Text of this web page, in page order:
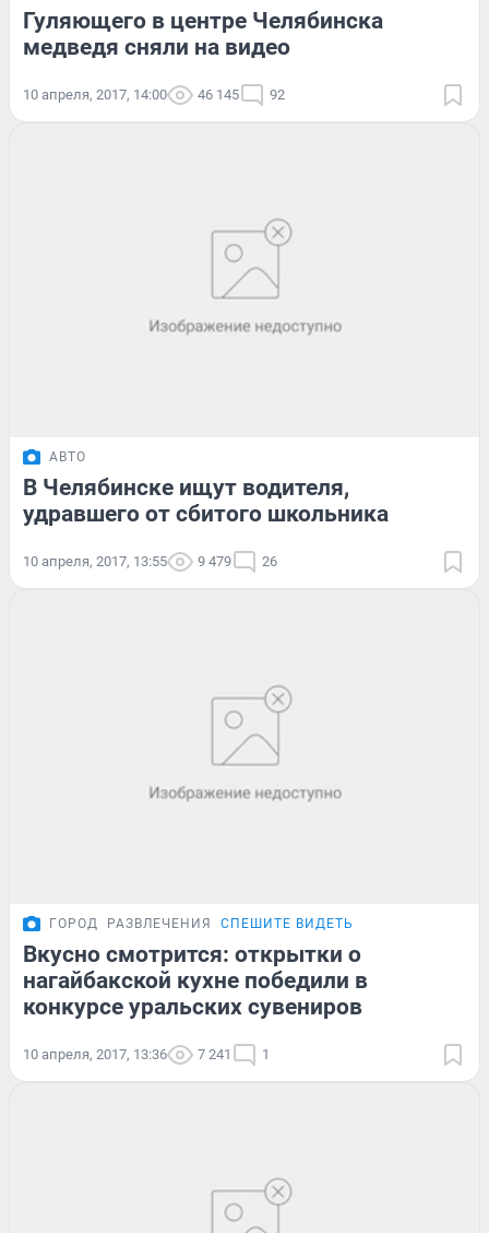
Гуляющего в центре Челябинска
медведя сняли на видео
10 апреля, 2017, 14:00 46 145 92
АВТО
В Челябинске ищут водителя,
удравшего от сбитого школьника
10 апреля, 2017, 13:55 9 479 26
ГОРОД РАЗВЛЕЧЕНИЯ СПЕШИТЕ ВИДЕТЬ
Вкусно смотрится: открытки о
нагайбакской кухне победили в
конкурсе уральских сувениров
10 апреля, 2017, 13:36 7 241 1